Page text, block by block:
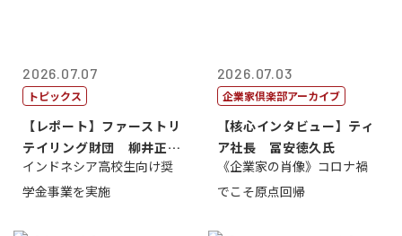
2026.07.07
トピックス
【レポート】ファーストリ
テイリング財団 柳井正
理事長
インドネシア高校生向け奨
学金事業を実施
2026.07.03
企業家倶楽部アーカイブ
【核心インタビュー】ティ
ア社長 冨安徳久氏
《企業家の肖像》コロナ禍
でこそ原点回帰